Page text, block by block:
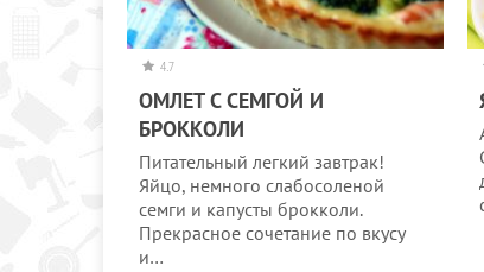
4.7
ОМЛЕТ С СЕМГОЙ И
БРОККОЛИ
Питательный легкий завтрак!
Яйцо, немного слабосоленой
семги и капусты брокколи.
Прекрасное сочетание по вкусу
и…